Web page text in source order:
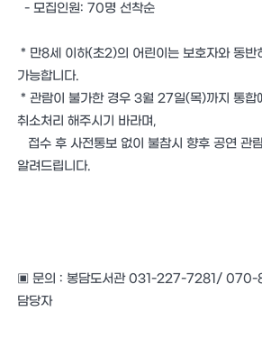
- 모집인원: 70명 선착순
* 만8세 이하(초2)의 어린이는 보호자와 동반
가능합니다.
* 관람이 불가한 경우 3월 27일(목)까지 통합
취소처리 해주시기 바라며,
접수 후 사전통보 없이 불참시 향후 공연 관
알려드립니다.
▣ 문의 : 봉담도서관 031-227-7281/ 070-
담당자